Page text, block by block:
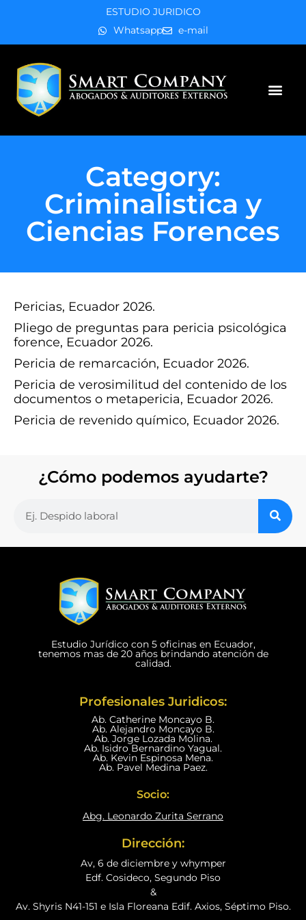
ESTUDIO JURIDICO
Whatsapp
e-mail
Category:
Criminalistica y
Ciencias Forences
Pericias, Ecuador 2026.
Pliego de preguntas para pericia psicológica
forence, Ecuador 2026.
Pericia de remarcación, Ecuador 2026.
Pericia de verosimilitud del contenido de los
documentos o metapericia, Ecuador 2026.
Pericia de revenido químico, Ecuador 2026.
¿Cómo podemos ayudarte?
Estudio Jurídico con 5 oficinas en Ecuador,
tenemos mas de 20 años brindando atención de
calidad.
Profesionales Juridicos:
Ab. Catherine Moncayo B.
Ab. Alejandro Moncayo B.
Ab. Jorge Lozada Molina.
Ab. Isidro Bernardino Yagual.
Ab. Kevin Espinosa Mena.
Ab. Pavel Medina Paez.
Socio:
Abg. Leonardo Zurita Serrano
Dirección:
Av, 6 de diciembre y whymper
Edf. Cosideco, Segundo Piso
&
Av. Shyris N41-151 e Isla Floreana Edif. Axios, Séptimo Piso.